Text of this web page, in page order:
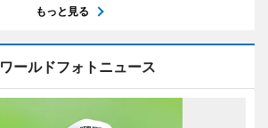
もっと見る
ワールドフォトニュース